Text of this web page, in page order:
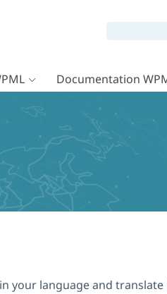
Documentation
your language and